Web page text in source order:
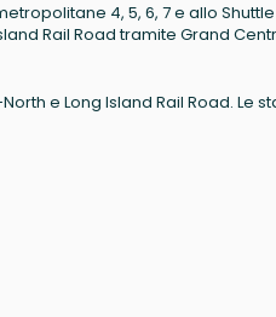
4, 5, 6, 7 e allo
Rail Road tramite Grand
e Long Island Rail Road. Le